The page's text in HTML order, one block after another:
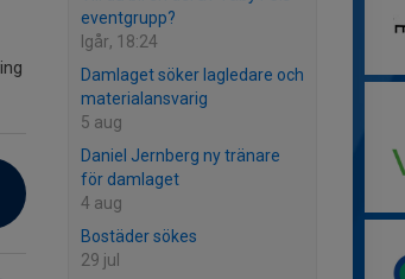
eventgrupp?
Igår, 18:24
Damlaget söker lagledare och
materialansvarig
5 aug
Daniel Jernberg ny tränare
för damlaget
4 aug
Bostäder sökes
29 jul